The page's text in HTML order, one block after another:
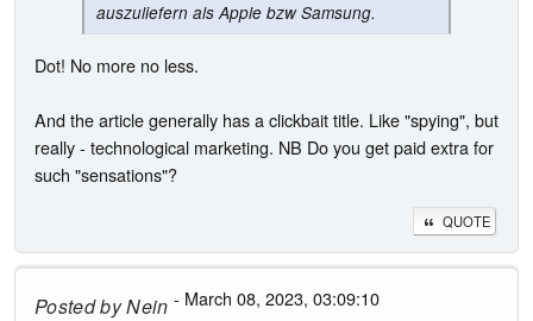
auszuliefern als Apple bzw Samsung.
Dot! No more no less.
And the article generally has a clickbait title. Like "spying", but
really - technological marketing. NB Do you get paid extra for
such "sensations"?
QUOTE
Posted byNein - March 08, 2023, 03:09:10